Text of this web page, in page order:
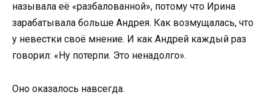
называла её «разбалованной», потому что Ирина
зарабатывала больше Андрея. Как возмущалась, что
у невестки своё мнение. И как Андрей каждый раз
говорил: «Ну потерпи. Это ненадолго».
Оно оказалось навсегда.